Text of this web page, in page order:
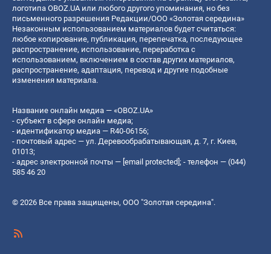
логотипа OBOZ.UA или любого другого упоминания, но без
письменного разрешения Редакции/ООО «Золотая середина»
Незаконным использованием материалов будет считаться:
любое копирование, публикация, перепечатка, последующее
распространение, использование, переработка с
использованием, включением в состав других материалов,
распространение, адаптация, перевод и другие подобные
изменения материала.
Название онлайн медиа — «OBOZ.UA»
- субъект в сфере онлайн медиа;
- идентификатор медиа — R40-06156;
- почтовый адрес — ул. Деревообрабатывающая, д. 7, г. Киев,
01013;
- адрес электронной почты — [email protected]; - телефон — (044)
585 46 20
© 2026 Все права защищены, ООО "Золотая середина".